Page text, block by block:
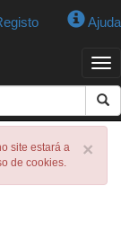
Ajuda
×
site estará a
de cookies.